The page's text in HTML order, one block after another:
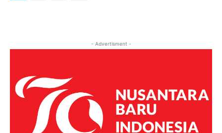
- Advertisment -